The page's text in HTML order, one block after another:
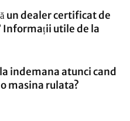
un dealer certificat de
Informații utile de la
indemana atunci cand
masina rulata?